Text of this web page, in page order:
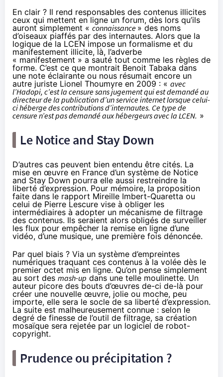
En clair ? Il rend responsables des contenus illicites
ceux qui mettent en ligne un forum, dès lors qu’ils
auront simplement « connaissance » des noms
d’oiseaux piaffés par des internautes. Alors que la
logique de la LCEN impose un formalisme et du
manifestement illicite, là, l’adverbe
« manifestement » a sauté tout comme les règles de
forme. C’est ce que montrait Benoit Tabaka dans
une note éclairante ou nous résumait encore un
autre juriste Lionel Thoumyre en 2009 : « avec
l’Hadopi, c’est la censure sans jugement qui est demandé au
directeur de la publication d’un service internet lorsque celui-
ci héberge des contributions d’internautes. Ce type de
censure n’est pas demandé aux hébergeurs avec la LCEN. »
Le Notice and Stay Down
D’autres cas peuvent bien entendu être cités. La
mise en œuvre en France d’un système de Notice
and Stay Down pourra elle aussi restreindre la
liberté d’expression. Pour mémoire, la proposition
faite dans le rapport Mireille Imbert-Quaretta ou
celui de Pierre Lescure vise à obliger les
intermédiaires à adopter un mécanisme de filtrage
des contenus. Ils seraient alors obligés de surveiller
les flux pour empêcher la remise en ligne d’une
vidéo, d’une musique, une première fois dénoncée.
Par quel biais ? Via un système d’empreintes
numériques traquant ces contenus à la volée dès le
premier octet mis en ligne. Qu’on pense simplement
au sort des mash-up dans une telle moulinette. Un
auteur picore des bouts d’œuvres de-ci de-là pour
créer une nouvelle œuvre, jolie ou moche, peu
importe, elle sera le socle de sa liberté d’expression.
La suite est malheureusement connue : selon le
degré de finesse de l’outil de filtrage, sa création
mosaïque sera rejetée par un logiciel de robot-
copyright.
Prudence ou précipitation ?